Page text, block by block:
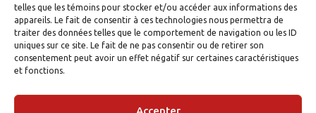
telles que les témoins pour stocker et/ou accéder aux informations des
appareils. Le fait de consentir à ces technologies nous permettra de
traiter des données telles que le comportement de navigation ou les ID
uniques sur ce site. Le fait de ne pas consentir ou de retirer son
consentement peut avoir un effet négatif sur certaines caractéristiques
et fonctions.
Accepter
10 août 2024 15 h 30 M7-Mardi
Drummondville
M7(M)-JAUNE-4 M7(M)-